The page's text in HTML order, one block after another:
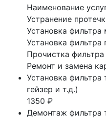
Наименование
Устранение
Установка фильтра
Установка фильтра
Прочистка
Ремонт и замена
Установка фильтра
гейзер и т.д.)
1350 ₽
Демонтаж фильтра